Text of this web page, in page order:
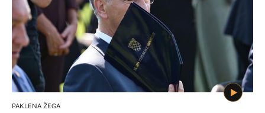
PAKLENA ŽEGA